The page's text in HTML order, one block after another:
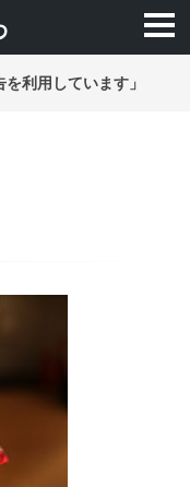
利用しています」